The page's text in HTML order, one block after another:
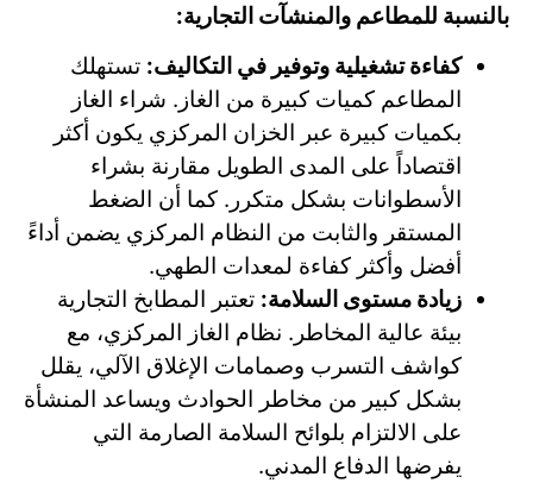
بالنسبة للمطاعم والمنشآت التجارية:
كفاءة تشغيلية وتوفير في التكاليف: تستهلك
المطاعم كميات كبيرة من الغاز. شراء الغاز
بكميات كبيرة عبر الخزان المركزي يكون أكثر
اقتصاداً على المدى الطويل مقارنة بشراء
الأسطوانات بشكل متكرر. كما أن الضغط
المستقر والثابت من النظام المركزي يضمن أداءً
أفضل وأكثر كفاءة لمعدات الطهي.
زيادة مستوى السلامة: تعتبر المطابخ التجارية
بيئة عالية المخاطر. نظام الغاز المركزي، مع
كواشف التسرب وصمامات الإغلاق الآلي، يقلل
بشكل كبير من مخاطر الحوادث ويساعد المنشأة
على الالتزام بلوائح السلامة الصارمة التي
يفرضها الدفاع المدني.